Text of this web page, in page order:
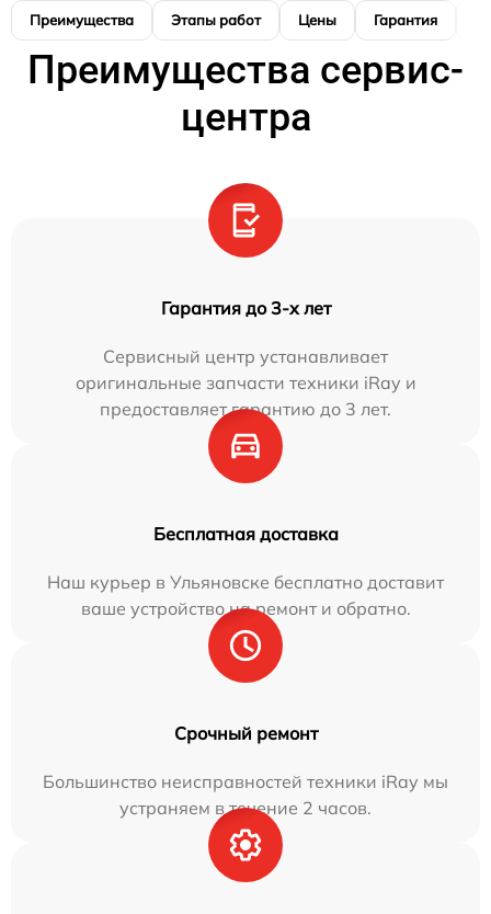
Преимущества Этапы работ Цены Гарантия
Преимущества сервис-
центра
Гарантия до 3-х лет
Сервисный центр устанавливает
оригинальные запчасти техники iRay и
предоставляет гарантию до 3 лет.
Бесплатная доставка
Наш курьер в Ульяновске бесплатно доставит
ваше устройство на ремонт и обратно.
Срочный ремонт
Большинство неисправностей техники iRay мы
устраняем в течение 2 часов.